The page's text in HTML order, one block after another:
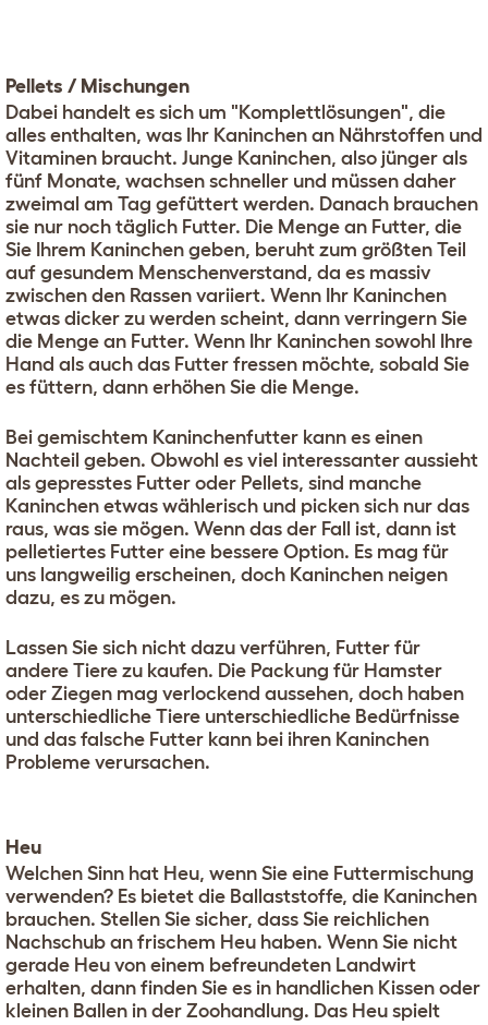
Pellets / Mischungen
Dabei handelt es sich um "Komplettlösungen", die
alles enthalten, was Ihr Kaninchen an Nährstoffen und
Vitaminen braucht. Junge Kaninchen, also jünger als
fünf Monate, wachsen schneller und müssen daher
zweimal am Tag gefüttert werden. Danach brauchen
sie nur noch täglich Futter. Die Menge an Futter, die
Sie Ihrem Kaninchen geben, beruht zum größten Teil
auf gesundem Menschenverstand, da es massiv
zwischen den Rassen variiert. Wenn Ihr Kaninchen
etwas dicker zu werden scheint, dann verringern Sie
die Menge an Futter. Wenn Ihr Kaninchen sowohl Ihre
Hand als auch das Futter fressen möchte, sobald Sie
es füttern, dann erhöhen Sie die Menge.
Bei gemischtem Kaninchenfutter kann es einen
Nachteil geben. Obwohl es viel interessanter aussieht
als gepresstes Futter oder Pellets, sind manche
Kaninchen etwas wählerisch und picken sich nur das
raus, was sie mögen. Wenn das der Fall ist, dann ist
pelletiertes Futter eine bessere Option. Es mag für
uns langweilig erscheinen, doch Kaninchen neigen
dazu, es zu mögen.
Lassen Sie sich nicht dazu verführen, Futter für
andere Tiere zu kaufen. Die Packung für Hamster
oder Ziegen mag verlockend aussehen, doch haben
unterschiedliche Tiere unterschiedliche Bedürfnisse
und das falsche Futter kann bei ihren Kaninchen
Probleme verursachen.
Heu
Welchen Sinn hat Heu, wenn Sie eine Futtermischung
verwenden? Es bietet die Ballaststoffe, die Kaninchen
brauchen. Stellen Sie sicher, dass Sie reichlichen
Nachschub an frischem Heu haben. Wenn Sie nicht
gerade Heu von einem befreundeten Landwirt
erhalten, dann finden Sie es in handlichen Kissen oder
kleinen Ballen in der Zoohandlung. Das Heu spielt